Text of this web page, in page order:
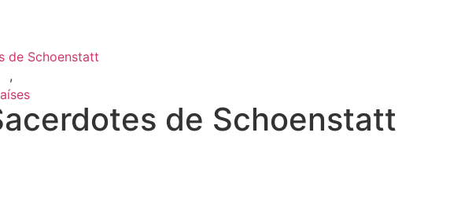
de Schoenstatt
,
de Schoenstatt